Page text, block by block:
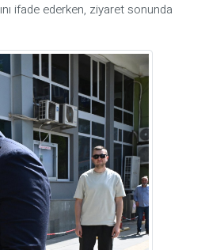
ifade ederken, ziyaret sonunda